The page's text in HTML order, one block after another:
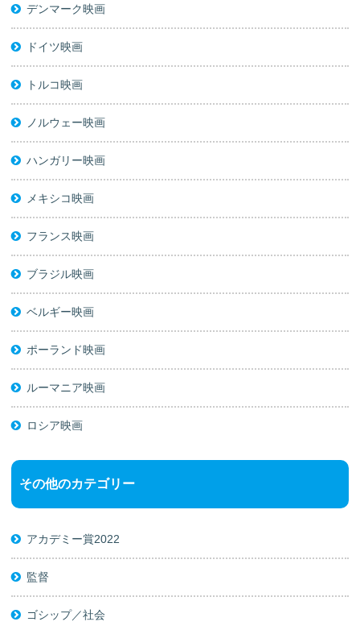
デンマーク映画
ドイツ映画
トルコ映画
ノルウェー映画
ハンガリー映画
メキシコ映画
フランス映画
ブラジル映画
ベルギー映画
ポーランド映画
ルーマニア映画
ロシア映画
その他のカテゴリー
アカデミー賞2022
監督
ゴシップ／社会